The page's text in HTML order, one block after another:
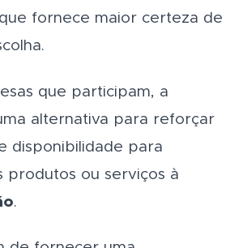
fornece maior certeza de
que participam, a
alternativa para reforçar
disponibilidade para
produtos ou serviços à
.